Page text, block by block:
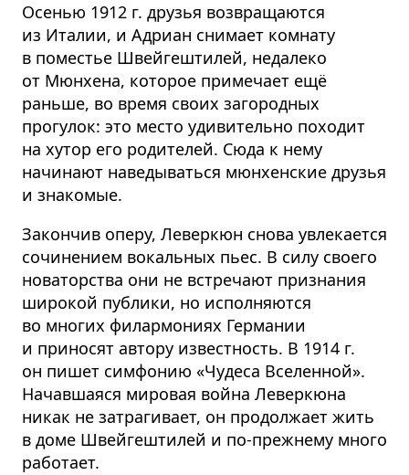
Осенью 1912 г. друзья возвращаются
из Италии, и Адриан снимает комнату
в поместье Швейгештилей, недалеко
от Мюнхена, которое примечает ещё
раньше, во время своих загородных
прогулок: это место удивительно походит
на хутор его родителей. Сюда к нему
начинают наведываться мюнхенские друзья
и знакомые.
Закончив оперу, Леверкюн снова увлекается
сочинением вокальных пьес. В силу своего
новаторства они не встречают признания
широкой публики, но исполняются
во многих филармониях Германии
и приносят автору известность. В 1914 г.
он пишет симфонию «Чудеса Вселенной».
Начавшаяся мировая война Леверкюна
никак не затрагивает, он продолжает жить
в доме Швейгештилей и по-прежнему много
работает.